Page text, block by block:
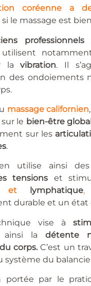
coréenne a
le massage est
utilisent
lavibration. Il
des ondoiements
massage californien
le bien-être
sur les
.
utilise ainsi
tensions et
et
lymphatique,
durable et un
vise à
ainsi la détente
corps. C’est un
système du
portée par le